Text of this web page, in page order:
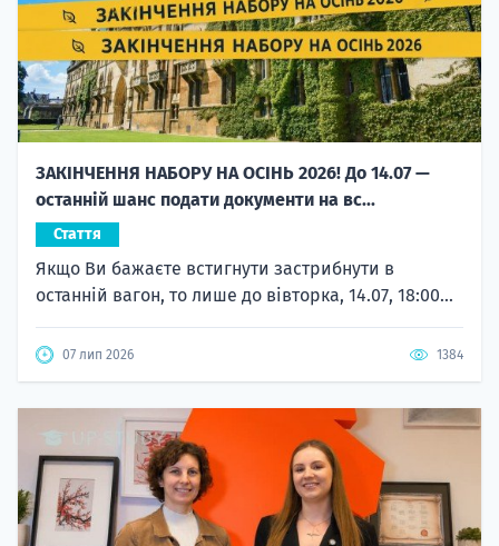
ЗАКІНЧЕННЯ НАБОРУ НА ОСІНЬ 2026! До 14.07 —
останній шанс подати документи на вс...
Стаття
Якщо Ви бажаєте встигнути застрибнути в
останній вагон, то лише до вівторка, 14.07, 18:00...
07 лип 2026 1384